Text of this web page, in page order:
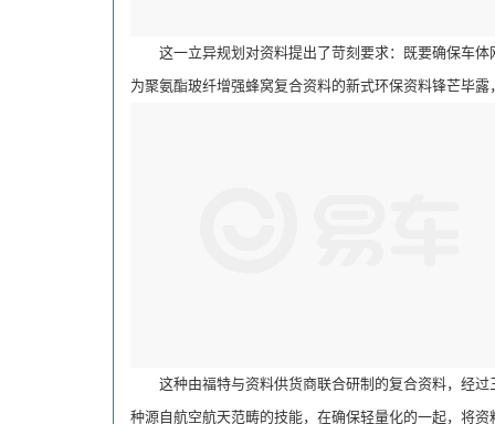
这一立异规划对资料提出了苛刻要求：既要确保车体
为聚氨酯玻纤增强蜂窝复合资料的新式环保资料锋芒毕
这种由福特与资料供货商联合研制的复合资料，经过
种源自航空航天范畴的技能，在确保轻量化的一起，将